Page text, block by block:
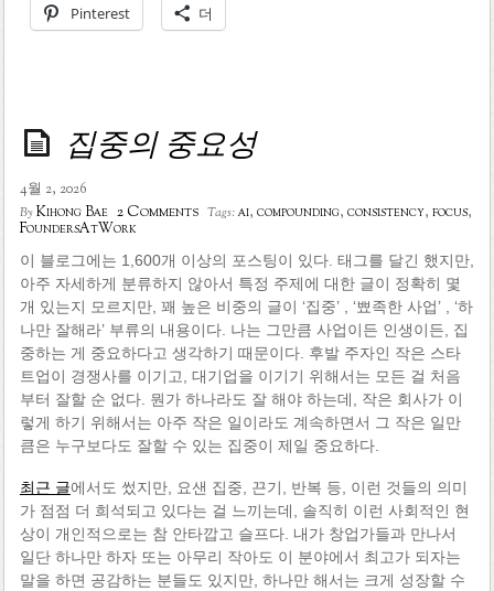
Pinterest 더
집중의 중요성
4월 2, 2026
ByKihong Bae 2 Comments Tags:ai, compounding, consistency, focus,
FoundersAtWork
이 블로그에는 1,600개 이상의 포스팅이 있다. 태그를 달긴 했지만,
아주 자세하게 분류하지 않아서 특정 주제에 대한 글이 정확히 몇
개 있는지 모르지만, 꽤 높은 비중의 글이 ‘집중’ , ‘뾰족한 사업’ , ‘하
나만 잘해라’ 부류의 내용이다. 나는 그만큼 사업이든 인생이든, 집
중하는 게 중요하다고 생각하기 때문이다. 후발 주자인 작은 스타
트업이 경쟁사를 이기고, 대기업을 이기기 위해서는 모든 걸 처음
부터 잘할 순 없다. 뭔가 하나라도 잘 해야 하는데, 작은 회사가 이
렇게 하기 위해서는 아주 작은 일이라도 계속하면서 그 작은 일만
큼은 누구보다도 잘할 수 있는 집중이 제일 중요하다.
최근 글에서도 썼지만, 요샌 집중, 끈기, 반복 등, 이런 것들의 의미
가 점점 더 희석되고 있다는 걸 느끼는데, 솔직히 이런 사회적인 현
상이 개인적으로는 참 안타깝고 슬프다. 내가 창업가들과 만나서
일단 하나만 하자 또는 아무리 작아도 이 분야에서 최고가 되자는
말을 하면 공감하는 분들도 있지만, 하나만 해서는 크게 성장할 수